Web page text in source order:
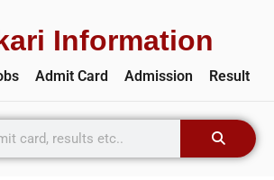
Information
Admit Card Admission Result